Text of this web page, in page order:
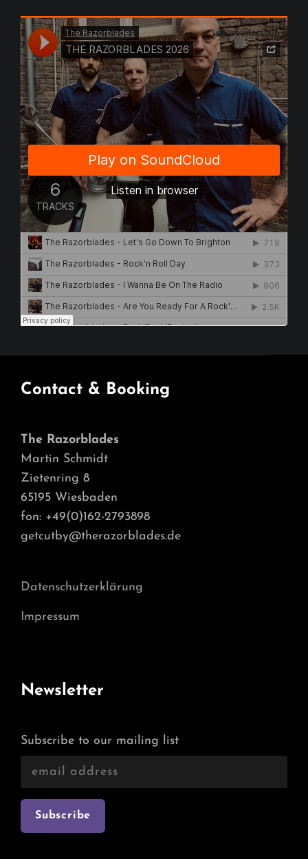
Contact & Booking
The Razorblades
Martin Schmidt
Zietenring 8
65195 Wiesbaden
fon: +49(0)162-2793898
getcutby@therazorblades.de
Datenschutzerklärung
Impressum
Newsletter
Subscribe to our mailing list